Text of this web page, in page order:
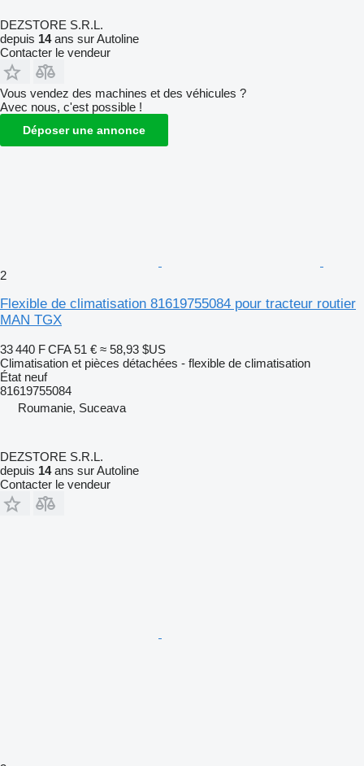
DEZSTORE S.R.L.
depuis 14ans sur Autoline
Contacter le vendeur
Vous vendez des machines et des véhicules ?
Avec nous, c'est possible !
Déposer une annonce
2
Flexible de climatisation 81619755084 pour tracteur routier
MAN TGX
33 440 F CFA 51 € ≈ 58,93 $US
Climatisation et pièces détachées - flexible de climatisation
État neuf
81619755084
Roumanie, Suceava
DEZSTORE S.R.L.
depuis 14ans sur Autoline
Contacter le vendeur